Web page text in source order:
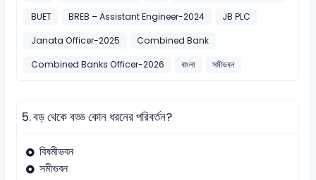
BUET
BREB – Assistant Engineer-2024
JB PLC
Janata Officer-2025
Combined Bank
Combined Banks Officer-2026
বাংলা সমীভবন
5.বড় থেকে বড্ড কোন ধরনের পরিবর্তন?
বিষমীভবন
সমীভবন